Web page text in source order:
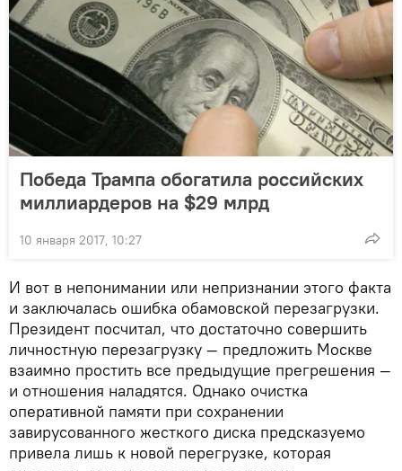
Победа Трампа обогатила российских
миллиардеров на $29 млрд
10 января 2017, 10:27
И вот в непонимании или непризнании этого факта
и заключалась ошибка обамовской перезагрузки.
Президент посчитал, что достаточно совершить
личностную перезагрузку — предложить Москве
взаимно простить все предыдущие прегрешения —
и отношения наладятся. Однако очистка
оперативной памяти при сохранении
завирусованного жесткого диска предсказуемо
привела лишь к новой перегрузке, которая